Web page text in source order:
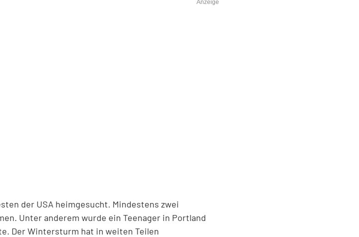
Anzeige
der USA heimgesucht. Mindestens zwei
Unter anderem wurde ein Teenager in Portland
Der Wintersturm hat in weiten Teilen